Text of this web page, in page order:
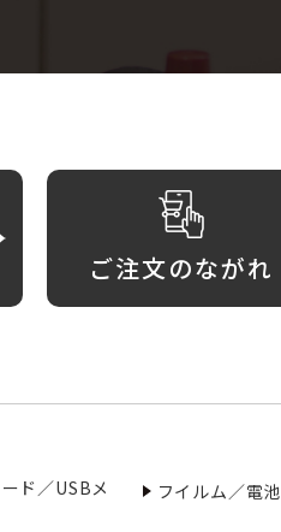
ご注文のながれ
ド／USBメ
フイルム／電池